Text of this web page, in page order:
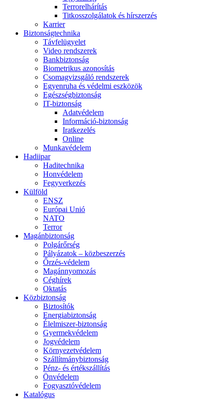
Terrorelhárítás
Titkosszolgálatok és hírszerzés
Karrier
Biztonságtechnika
Távfelügyelet
Video rendszerek
Bankbiztonság
Biometrikus azonosítás
Csomagvizsgáló rendszerek
Egyenruha és védelmi eszközök
Egészségbiztonság
IT-biztonság
Adatvédelem
Információ-biztonság
Iratkezelés
Online
Munkavédelem
Hadiipar
Haditechnika
Honvédelem
Fegyverkezés
Külföld
ENSZ
Európai Unió
NATO
Terror
Magánbiztonság
Polgárőrség
Pályázatok – közbeszerzés
Őrzés-védelem
Magánnyomozás
Céghírek
Oktatás
Közbiztonság
Biztosítók
Energiabiztonság
Élelmiszer-biztonság
Gyermekvédelem
Jogvédelem
Környezetvédelem
Szállítmánybiztonság
Pénz- és értékszállítás
Önvédelem
Fogyasztóvédelem
Katalógus